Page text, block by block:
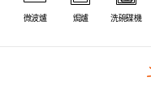
微波爐 焗爐 洗碗碟機